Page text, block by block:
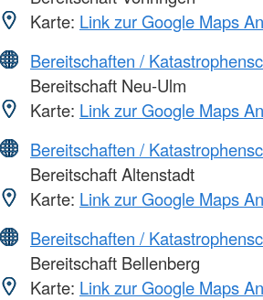
Karte: Link zur Google Maps
Bereitschaften /
Bereitschaft Neu-Ulm
Karte: Link zur Google Maps
Bereitschaften /
Bereitschaft Altenstadt
Karte: Link zur Google Maps
Bereitschaften /
Bereitschaft Bellenberg
Karte: Link zur Google Maps